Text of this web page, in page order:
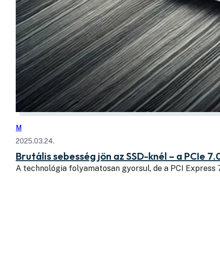
M
2025.03.24.
Brutális sebesség jön az SSD-knél – a PCIe
A technológia folyamatosan gyorsul, de a PCI Express